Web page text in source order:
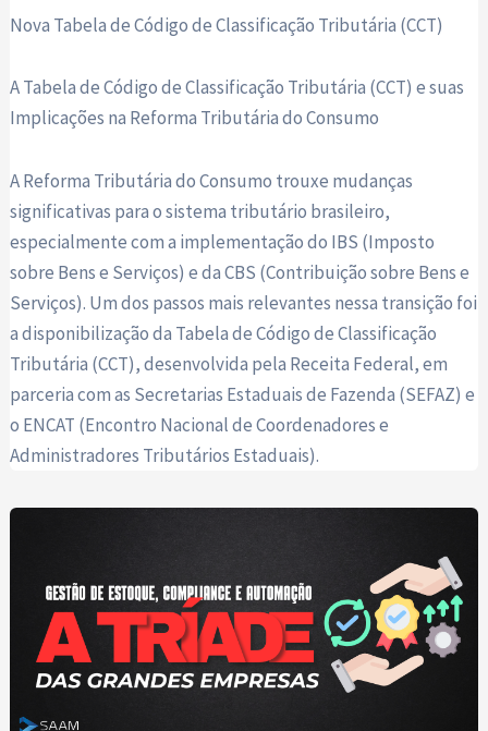
Nova Tabela de Código de Classificação Tributária (CCT)
A Tabela de Código de Classificação Tributária (CCT) e suas
Implicações na Reforma Tributária do Consumo
A Reforma Tributária do Consumo trouxe mudanças
significativas para o sistema tributário brasileiro,
especialmente com a implementação do IBS (Imposto
sobre Bens e Serviços) e da CBS (Contribuição sobre Bens e
Serviços). Um dos passos mais relevantes nessa transição foi
a disponibilização da Tabela de Código de Classificação
Tributária (CCT), desenvolvida pela Receita Federal, em
parceria com as Secretarias Estaduais de Fazenda (SEFAZ) e
o ENCAT (Encontro Nacional de Coordenadores e
Administradores Tributários Estaduais).